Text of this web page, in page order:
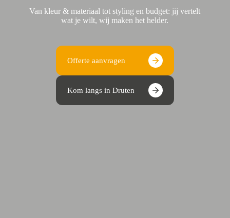
Van kleur & materiaal tot styling en budget: jij vertelt
wat je wilt, wij maken het helder.
Offerte aanvragen
Kom langs in Druten